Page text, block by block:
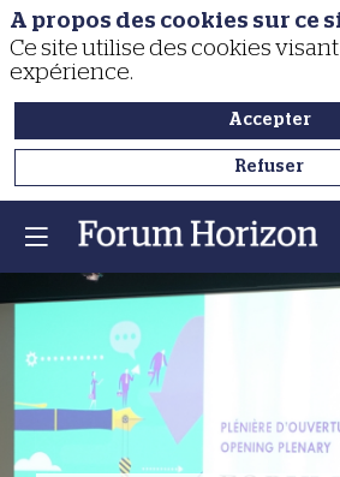
A propos des cookies sur ce
Ce site utilise des cookies
expérience.
Accepter
Refuser